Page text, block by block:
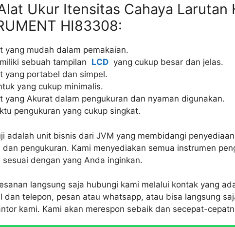
Ukur Itensitas Cahaya Larutan
HI83308:
yang mudah dalam pemakaian.
sebuah tampilan LCD yang cukup besar dan jelas.
yang portabel dan simpel.
yang cukup minimalis.
yang Akurat dalam pengukuran dan nyaman digunakan.
pengukuran yang cukup singkat.
adalah unit bisnis dari JVM yang membidangi
dan pengukuran. Kami menyediakan semua instrumen
sesuai dengan yang Anda inginkan.
langsung saja hubungi kami melalui kontak yang
dan telepon, pesan atau whatsapp, atau bisa langsung
kami. Kami akan merespon sebaik dan secepat-